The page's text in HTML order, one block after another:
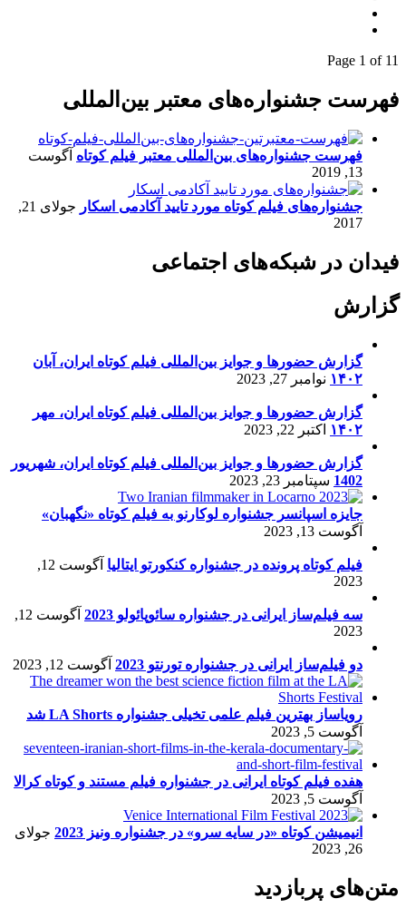
Page 1 of 11
فهرست جشنواره‌های معتبر بین‌المللی
فهرست جشنواره‌های بین‌المللی معتبر فیلم کوتاه آگوست
13, 2019
جشنواره‌های فیلم کوتاه مورد تایید آکادمی اسکار
جولای 21,
2017
فیدان در شبکه‌های اجتماعی
گزارش
گزارش حضورها و جوایز بین‌المللی فیلم کوتاه ایران، آبان
۱۴۰۲ نوامبر 27, 2023
گزارش حضورها و جوایز بین‌المللی فیلم کوتاه ایران، مهر
۱۴۰۲ اکتبر 22, 2023
گزارش حضورها و جوایز بین‌المللی فیلم کوتاه ایران، شهریور
1402 سپتامبر 23, 2023
جایزه اسپانسر جشنواره لوکارنو به فیلم کوتاه «نگهبان»
آگوست 13, 2023
فیلم کوتاه پرونده در جشنواره کنکورتو ایتالیا
آگوست 12,
2023
سه فیلم‌ساز ایرانی در جشنواره سائوپائولو 2023
آگوست 12,
2023
دو فیلم‌ساز ایرانی در جشنواره تورنتو 2023 آگوست 12, 2023
رویاساز بهترین فیلم علمی تخیلی جشنواره LA Shorts شد
آگوست 5, 2023
هفده فیلم کوتاه ایرانی در جشنواره فیلم مستند و کوتاه کرالا
آگوست 5, 2023
انیمیشن کوتاه «در سایه سرو» در جشنواره ونیز 2023
جولای
26, 2023
متن‌های پربازدید